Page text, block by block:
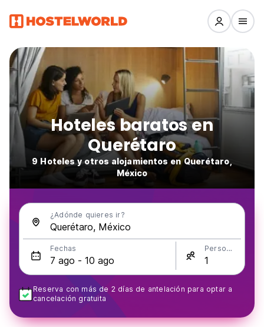
Hoteles baratos en
Querétaro
9 Hoteles y otros alojamientos en Querétaro,
México
¿Adónde quieres ir?
Fechas Personas
Reserva con más de 2 días de antelación para optar a
cancelación gratuita